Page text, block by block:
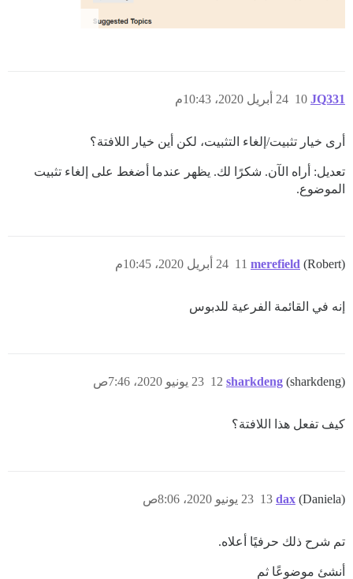
JQ331 24 أبريل 2020، 10:43م 10
أرى خيار تثبيت/إلغاء التثبيت، لكن أين خيار اللافتة؟
تعديل: أراه الآن. شكرًا لك. يظهر عندما أضغط على إلغاء تثبيت
الموضوع.
merefield (Robert) 24 أبريل 2020، 10:45م 11
إنه في القائمة الفرعية للدبوس
sharkdeng (sharkdeng) 23 يونيو 2020، 7:46ص 12
كيف تفعل هذا اللافتة؟
dax (Daniela) 23 يونيو 2020، 8:06ص 13
تم شرح ذلك حرفيًا أعلاه.
أنشئ موضوعًا ثم